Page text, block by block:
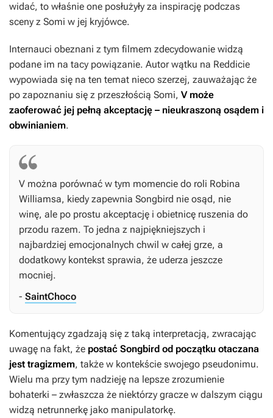
widać, to właśnie one posłużyły za inspirację podczas
sceny z Somi w jej kryjówce.
Internauci obeznani z tym filmem zdecydowanie widzą
podane im na tacy powiązanie. Autor wątku na Reddicie
wypowiada się na ten temat nieco szerzej, zauważając że
po zapoznaniu się z przeszłością Somi, V może
zaoferować jej pełną akceptację – nieukraszoną osądem i
obwinianiem.
V można porównać w tym momencie do roli Robina
Williamsa, kiedy zapewnia Songbird nie osąd, nie
winę, ale po prostu akceptację i obietnicę ruszenia do
przodu razem. To jedna z najpiękniejszych i
najbardziej emocjonalnych chwil w całej grze, a
dodatkowy kontekst sprawia, że uderza jeszcze
mocniej.
- SaintChoco
Komentujący zgadzają się z taką interpretacją, zwracając
uwagę na fakt, że postać Songbird od początku otaczana
jest tragizmem, także w kontekście swojego pseudonimu.
Wielu ma przy tym nadzieję na lepsze zrozumienie
bohaterki – zwłaszcza że niektórzy gracze w dalszym ciągu
widzą netrunnerkę jako manipulatorkę.